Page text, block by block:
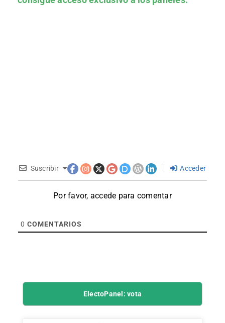
Suscribir Acceder
Por favor, accede para comentar
0 COMENTARIOS
ElectoPanel: vota